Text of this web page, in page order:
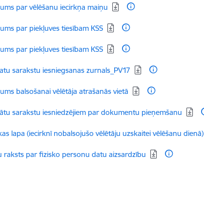
par vēlēšanu iecirkņa maiņu
par piekļuves tiesībam KSS
par piekļuves tiesībam KSS
sarakstu iesniegsanas zurnals_PV17
balsošanai vēlētāja atrašanās vietā
sarakstu iesniedzējiem par dokumentu pieņemšanu
lapa (iecirknī nobalsojušo vēlētāju uzskaitei vēlēšanu dienā)
raksts par fizisko personu datu aizsardzību